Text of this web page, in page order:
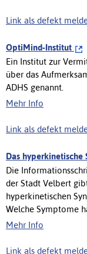
Link als defekt
OptiMind-Institut
Ein Institut zur
über das
ADHS genannt.
Mehr Info
Link als defekt
Das hyperkinetische
Die
der Stadt Velbert
hyperkinetischen
Welche Symptome
Mehr Info
Link als defekt